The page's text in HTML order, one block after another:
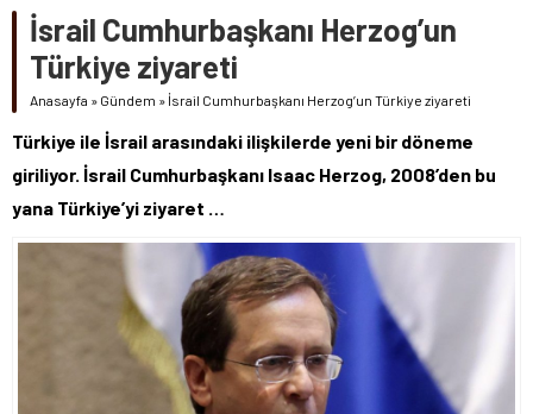
Romanya’da Hıdırellez Coşkusu
13.798,82
DOLAR
47,5939
54,9646
İsrail Cumhurbaşkanı Herzog’un
Türkiye ziyareti
Anasayfa » Gündem » İsrail Cumhurbaşkanı Herzog’un Türkiye ziyareti
Türkiye ile İsrail arasındaki ilişkilerde yeni bir döneme
giriliyor. İsrail Cumhurbaşkanı Isaac Herzog, 2008’den bu
yana Türkiye’yi ziyaret …